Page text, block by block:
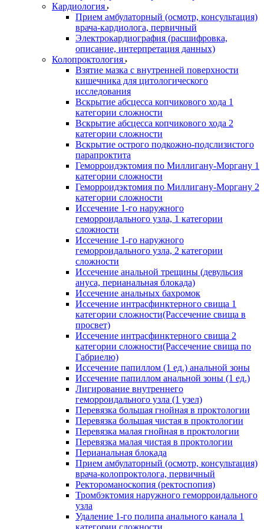
Кардиология
Прием амбулаторный (осмотр, консультация)
врача-кардиолога, первичный
Электрокардиография (расшифровка,
описание, интерпретация данных)
Колопроктология
Взятие мазка с внутренней поверхности
кишечника для цитологического
исследования
Вскрытие абсцесса копчикового хода 1
категории сложности
Вскрытие абсцесса копчикового хода 2
категории сложности
Вскрытие острого подкожно-подслизистого
парапроктита
Геморроидэктомия по Миллигану-Моргану 1
категории сложности
Геморроидэктомия по Миллигану-Моргану 2
категории сложности
Иссечение 1-го наружного
геморроидального узла, 1 категории
сложности
Иссечение 1-го наружного
геморроидального узла, 2 категории
сложности
Иссечение анальной трещины (девульсия
ануса, перианальная блокада)
Иссечение анальных бахромок
Иссечение интрасфинктерного свища 1
категории сложности(Рассечение свища в
просвет)
Иссечение интрасфинктерного свища 2
категории сложности(Рассечение свища по
Габриелю)
Иссечение папиллом (1 ед.) анальной зоны
Иссечение папиллом анальной зоны (1 ед.)
Лигирование внутреннего
геморроидального узла (1 узел)
Перевязка большая гнойная в проктологии
Перевязка большая чистая в проктологии
Перевязка малая гнойная в проктологии
Перевязка малая чистая в проктологии
Перианальная блокада
Прием амбулаторный (осмотр, консультация)
врача-колопроктолога, первичный
Ректороманоскопия (ректоспопия)
Тромбэктомия наружного геморроидального
узла
Удаление 1-го полипа анального канала 1
категории сложности